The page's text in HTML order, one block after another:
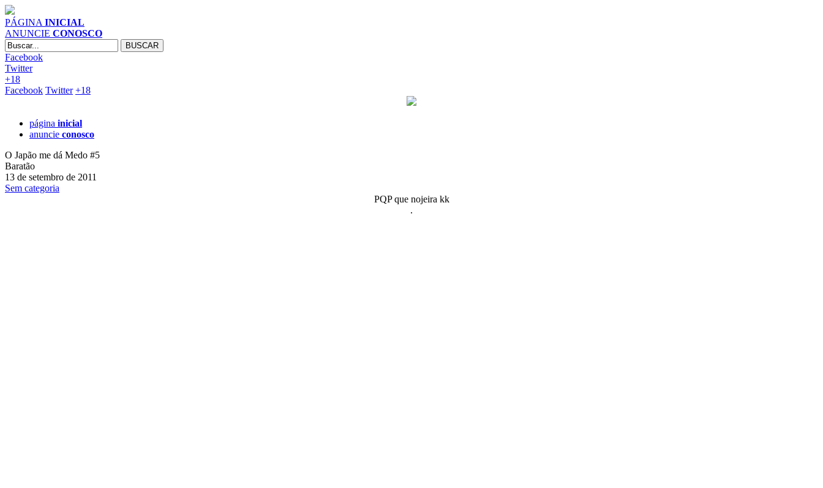
PÁGINA INICIAL
ANUNCIE CONOSCO
Facebook
Twitter
+18
Facebook Twitter +18
página inicial
anuncie conosco
O Japão me dá Medo #5
Baratão
13 de setembro de 2011
Sem categoria
PQP que nojeira kk
.